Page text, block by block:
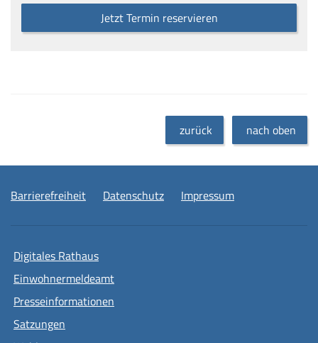
Jetzt Termin reservieren
zurück nach oben
Barrierefreiheit Datenschutz Impressum
Digitales Rathaus
Einwohnermeldeamt
Presseinformationen
Satzungen